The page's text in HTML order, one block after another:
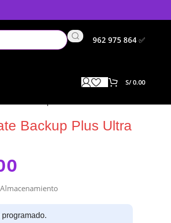
962 975 864 ✅
S/0.00
Backup Plus Ultra